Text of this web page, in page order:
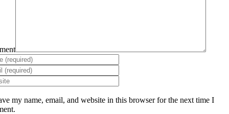
my name, email, and website in this browser for the next time I